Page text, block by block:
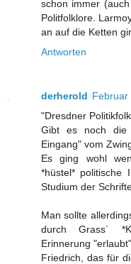
schon immer
Politfolklore.
an auf die Ketten
Antworten
derherold Februar
"Dresdner
Gibt es noch die
Eingang" vom
Es ging wohl
*hüstel* politische
Studium der
Man sollte
durch Grass´
Erinnerung
Friedrich, das für